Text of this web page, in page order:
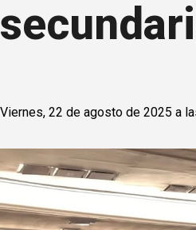
Viernes, 22 de agosto de 2025 a